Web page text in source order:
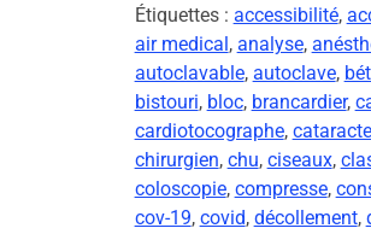
Étiquettes : accessibilité,
air medical , analyse,
autoclavable, autoclave,
bistouri, bloc, brancardier,
cardiotocographe, cataracte
chirurgien, chu, ciseaux,
coloscopie, compresse,
cov-19, covid, décollement,